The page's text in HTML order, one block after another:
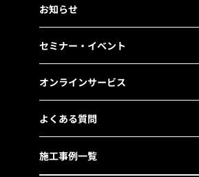
お知らせ
セミナー・イベント
オンラインサービス
よくある質問
施工事例一覧